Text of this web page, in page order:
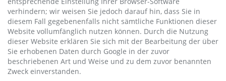
verhindern; wir weisen Sie jedoch darauf hin, dass Sie in
diesem Fall gegebenenfalls nicht sämtliche Funktionen dieser
Website vollumfänglich nutzen können. Durch die Nutzung
dieser Website erklären Sie sich mit der Bearbeitung der über
Sie erhobenen Daten durch Google in der zuvor
beschriebenen Art und Weise und zu dem zuvor benannten
Zweck einverstanden.